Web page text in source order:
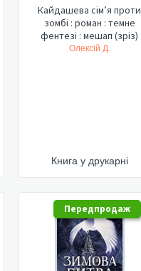
Кайдашева сім’я проти
зомбі : роман : темне
фентезі : мешап (зріз)
Олексій Д.
Книга у друкарні
Передпродаж